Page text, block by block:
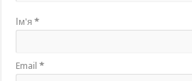
Ім'я*
Email*